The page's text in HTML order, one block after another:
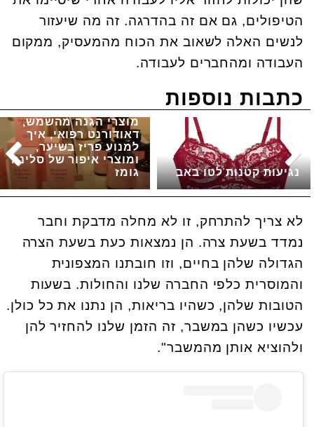
הטיפולים, גם אם זה בהדרגה. זה מה שיעזור
לנשים האלה לשאוב את הכוח מהמעסיק, ממקום
העבודה ומהחברים לעבודה.
כתבות נוספות
מוצרי הגנה מהשמש,
דאודורנט רפואי, איך
למנוע פריז בשיער,
ומוצרי איפור של סלינה
גומז
נגיעות קטנות לטו באב
לא צריך להתרחק, זו לא מחלה מדבקת וחבר
נמדד בשעת צרה. הן נמצאות כעת בשעת הצרה
הגדולה שלהן בחיים, וזו חובתנו המצפונית
והמוסרית כלפי החברה שלנו והחולות. בשעות
הטובות שלהן, כשהיו בריאות, הן נתנו את כל כולן.
עכשיו כשהן במשבר, זה הזמן שלנו להחזיר להן
ולהוציא אותן מהמשבר".